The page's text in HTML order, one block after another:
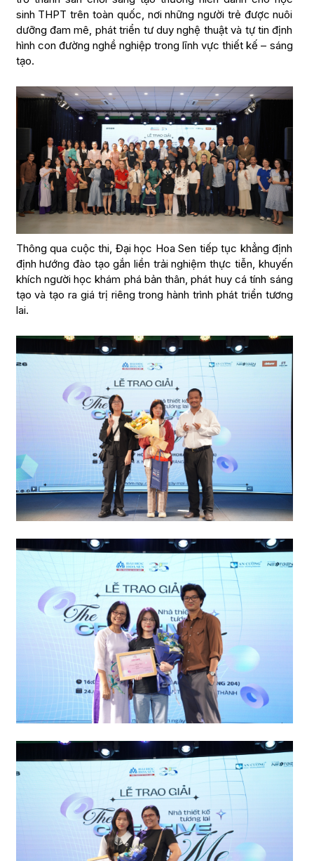
sinh THPT trên toàn quốc, nơi những người trẻ được nuôi
dưỡng đam mê, phát triển tư duy nghệ thuật và tự tin định
hình con đường nghề nghiệp trong lĩnh vực thiết kế – sáng
tạo.
Thông qua cuộc thi, Đại học Hoa Sen tiếp tục khẳng định
định hướng đào tạo gắn liền trải nghiệm thực tiễn, khuyến
khích người học khám phá bản thân, phát huy cá tính sáng
tạo và tạo ra giá trị riêng trong hành trình phát triển tương
lai.